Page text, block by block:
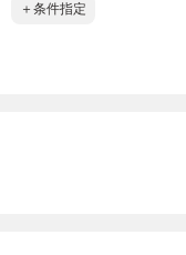
＋条件指定